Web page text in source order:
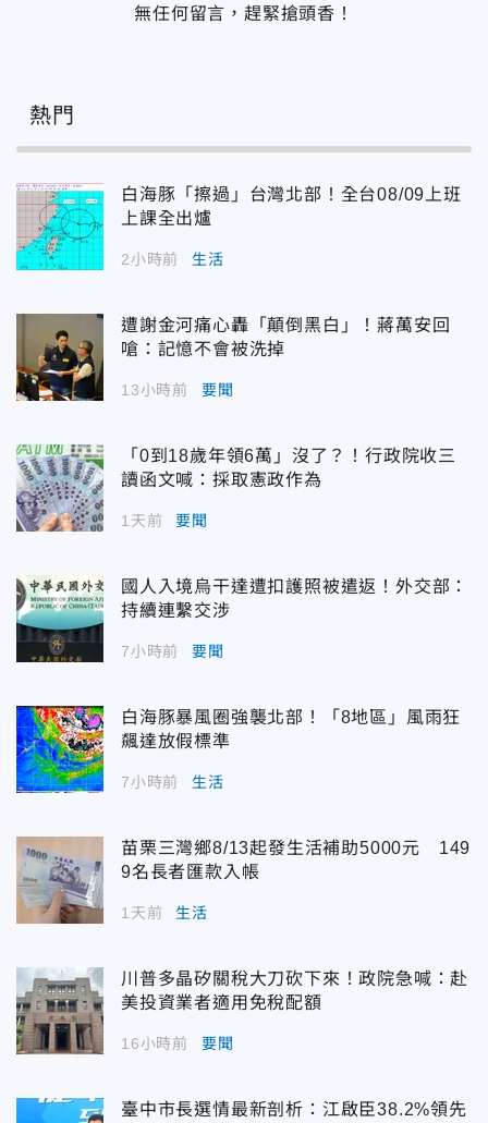
無任何留言，趕緊搶頭香！
熱門
白海豚「擦過」台灣北部！全台08/09上班
上課全出爐
2小時前 生活
遭謝金河痛心轟「顛倒黑白」！蔣萬安回
嗆：記憶不會被洗掉
13小時前 要聞
「0到18歲年領6萬」沒了？！行政院收三
讀函文喊：採取憲政作為
1天前 要聞
國人入境烏干達遭扣護照被遣返！外交部：
持續連繫交涉
7小時前 要聞
白海豚暴風圈強襲北部！「8地區」風雨狂
飆達放假標準
7小時前 生活
苗栗三灣鄉8/13起發生活補助5000元 149
9名長者匯款入帳
1天前 生活
川普多晶矽關稅大刀砍下來！政院急喊：赴
美投資業者適用免稅配額
16小時前 要聞
臺中市長選情最新剖析：江啟臣38.2%領先